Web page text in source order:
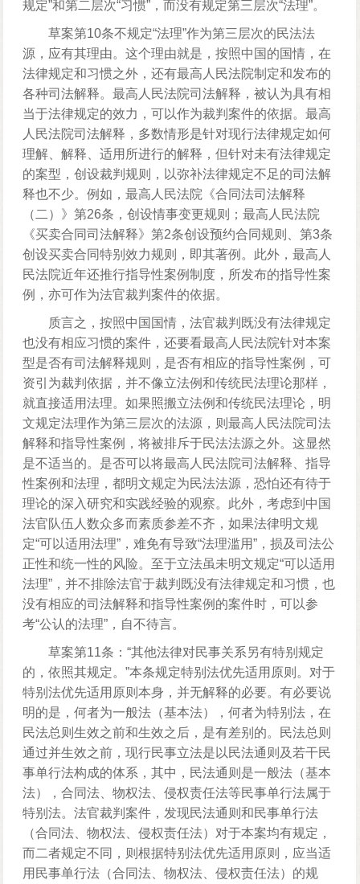
规定”和第二层次“习惯”，而没有规定第三层次“法理”。
草案第10条不规定“法理”作为第三层次的民法法
源，应有其理由。这个理由就是，按照中国的国情，在
法律规定和习惯之外，还有最高人民法院制定和发布的
各种司法解释。最高人民法院司法解释，被认为具有相
当于法律规定的效力，可以作为裁判案件的依据。最高
人民法院司法解释，多数情形是针对现行法律规定如何
理解、解释、适用所进行的解释，但针对未有法律规定
的案型，创设裁判规则，以弥补法律规定不足的司法解
释也不少。例如，最高人民法院《合同法司法解释
（二）》第26条，创设情事变更规则；最高人民法院
《买卖合同司法解释》第2条创设预约合同规则、第3条
创设买卖合同特别效力规则，即其著例。此外，最高人
民法院近年还推行指导性案例制度，所发布的指导性案
例，亦可作为法官裁判案件的依据。
质言之，按照中国国情，法官裁判既没有法律规定
也没有相应习惯的案件，还要看最高人民法院针对本案
型是否有司法解释规则，是否有相应的指导性案例，可
资引为裁判依据，并不像立法例和传统民法理论那样，
就直接适用法理。如果照搬立法例和传统民法理论，明
文规定法理作为第三层次的法源，则最高人民法院司法
解释和指导性案例，将被排斥于民法法源之外。这显然
是不适当的。是否可以将最高人民法院司法解释、指导
性案例和法理，都明文规定为民法法源，恐怕还有待于
理论的深入研究和实践经验的观察。此外，考虑到中国
法官队伍人数众多而素质参差不齐，如果法律明文规
定“可以适用法理”，难免有导致“法理滥用”，损及司法公
正性和统一性的风险。至于立法虽未明文规定“可以适用
法理”，并不排除法官于裁判既没有法律规定和习惯，也
没有相应的司法解释和指导性案例的案件时，可以参
考“公认的法理”，自不待言。
草案第11条：“其他法律对民事关系另有特别规定
的，依照其规定。”本条规定特别法优先适用原则。对于
特别法优先适用原则本身，并无解释的必要。有必要说
明的是，何者为一般法（基本法），何者为特别法，在
民法总则生效之前和生效之后，是有差别的。民法总则
通过并生效之前，现行民事立法是以民法通则及若干民
事单行法构成的体系，其中，民法通则是一般法（基本
法），合同法、物权法、侵权责任法等民事单行法属于
特别法。法官裁判案件，发现民法通则和民事单行法
（合同法、物权法、侵权责任法）对于本案均有规定，
而二者规定不同，则根据特别法优先适用原则，应当适
用民事单行法（合同法、物权法、侵权责任法）的规